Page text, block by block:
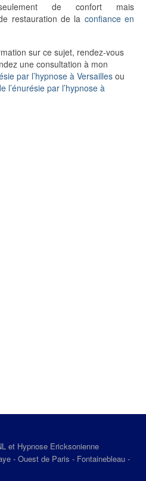
de confort mais
restauration de la confiance en
sur ce sujet, rendez-vous
une consultation à mon
par l’hypnose à Versailles ou
l’énurésie par l’hypnose à
et Hypnose Ericksonienne
- Ouest de Paris - Fontainebleau -